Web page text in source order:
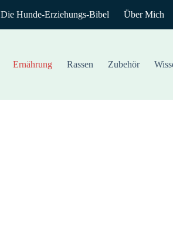
Die Hunde-Erziehungs-Bibel Über Mich
Ernährung Rassen Zubehör